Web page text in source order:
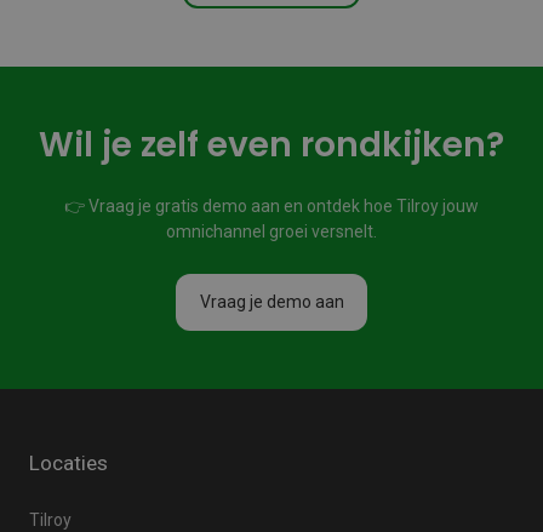
Wil je zelf even rondkijken?
👉 Vraag je gratis demo aan en ontdek hoe Tilroy jouw
omnichannel groei versnelt.
Vraag je demo aan
Locaties
Tilroy